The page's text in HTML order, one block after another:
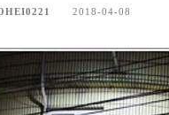
2018-04-08